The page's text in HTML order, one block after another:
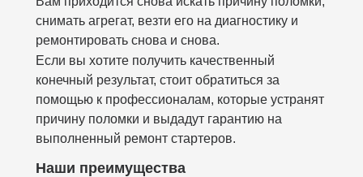
снимать агрегат, везти его на диагностику и
ремонтировать снова и снова.
Если вы хотите получить качественный
конечный результат, стоит обратиться за
помощью к профессионалам, которые устранят
причину поломки и выдадут гарантию на
выполненный ремонт стартеров.
Наши преимущества